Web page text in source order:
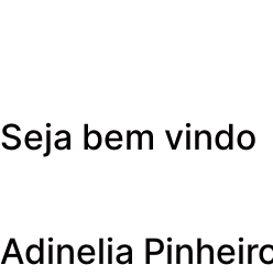
Seja bem vindo
Adinelia